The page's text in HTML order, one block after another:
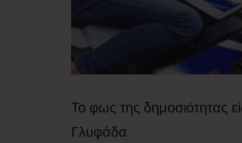
Το φως της δημοσιότητας
Γλυφάδα.